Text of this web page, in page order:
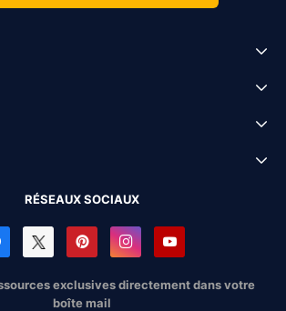
RÉSEAUX SOCIAUX
exclusives directement dans votre
boîte mail